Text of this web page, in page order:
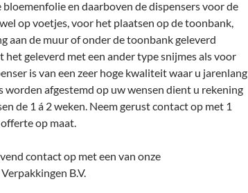
en daarboven de dispensers voor de
op voetjes, voor het plaatsen op de toonbank,
aan de muur of onder de toonbank geleverd
geleverd met een ander type snijmes als voor
is van een zeer hoge kwaliteit waar u jarenlang
worden afgestemd op uw wensen dient u rekening
de 1 á 2 weken. Neem gerust contact op met 1
op maat.
contact op met een van onze
B.V.